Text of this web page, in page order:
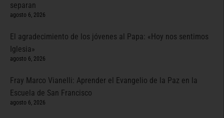
separan
agosto 6, 2026
El agradecimiento de los jóvenes al Papa: «Hoy nos sentimos
Iglesia»
agosto 6, 2026
Fray Marco Vianelli: Aprender el Evangelio de la Paz en la
Escuela de San Francisco
agosto 6, 2026